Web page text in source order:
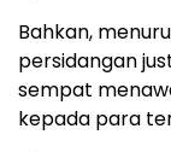
Bahkan,
persidangan
sempat
kepada para